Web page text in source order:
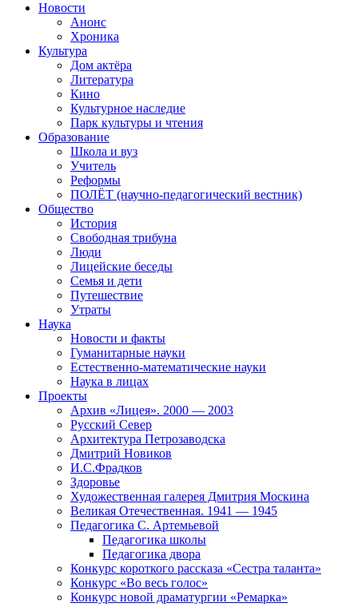
Новости
Анонс
Хроника
Культура
Дом актёра
Литература
Кино
Культурное наследие
Парк культуры и чтения
Образование
Школа и вуз
Учитель
Реформы
ПОЛЁТ (научно-педагогический вестник)
Общество
История
Свободная трибуна
Люди
Лицейские беседы
Семья и дети
Путешествие
Утраты
Наука
Новости и факты
Гуманитарные науки
Естественно-математические науки
Наука в лицах
Проекты
Архив «Лицея». 2000 — 2003
Русский Север
Архитектура Петрозаводска
Дмитрий Новиков
И.С.Фрадков
Здоровье
Художественная галерея Дмитрия Москина
Великая Отечественная. 1941 — 1945
Педагогика С. Артемьевой
Педагогика школы
Педагогика двора
Конкурс короткого рассказа «Сестра таланта»
Конкурс «Во весь голос»
Конкурс новой драматургии «Ремарка»